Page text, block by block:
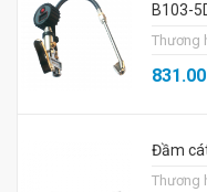
B103-
Thương
Đầm
Thương